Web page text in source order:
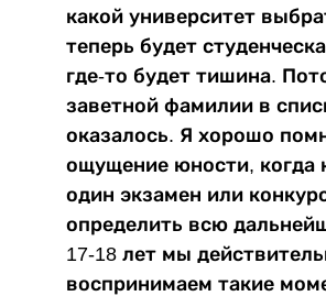
какой университет
теперь будет
где-то будет тишина.
заветной фамилии в
оказалось. Я хорошо
ощущение юности, когда
один экзамен или
определить всю
17-18 лет мы
воспринимаем такие